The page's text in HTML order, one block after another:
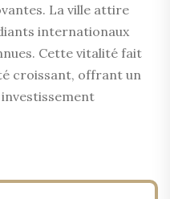
La ville attire
internationaux
Cette vitalité fait
croissant, offrant un